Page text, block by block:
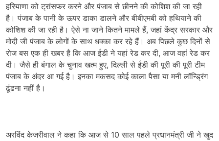
हरियाणा को ट्रांसफर करने और पंजाब से छीनने की कोशिश की जा रही
है। पंजाब के पानी के ऊपर डाका डालने और बीबीएमबी को हथियाने की
कोशिश की जा रही है। ऐसे ना जाने कितने मामले हैं, जहां केंद्र सरकार और
मोदी जी पंजाब के लोगों के साथ धक्का कर रहे हैं। अब पिछले कुछ दिनों से
रोज बस एक ही खबर है कि आज ईडी ने यहां रेड कर दी, आज वहां रेड कर
दी। जैसे ही बंगाल के चुनाव खत्म हुए, दिल्ली से ईडी की पूरी की पूरी टीम
पंजाब के अंदर आ गई है। इनका मकसद कोई काला पैसा या मनी लॉन्ड्रिंग
ढूंढना नहीं है।
अरविंद केजरीवाल ने कहा कि आज से 10 साल पहले प्रधानमंत्री जी ने खुद